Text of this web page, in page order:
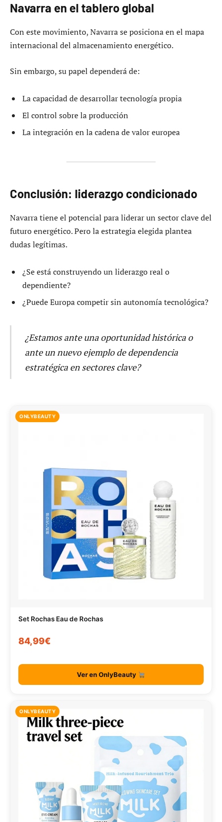
Navarra en el tablero global
Con este movimiento, Navarra se posiciona en el mapa
internacional del almacenamiento energético.
Sin embargo, su papel dependerá de:
La capacidad de desarrollar tecnología propia
El control sobre la producción
La integración en la cadena de valor europea
Conclusión: liderazgo condicionado
Navarra tiene el potencial para liderar un sector clave del
futuro energético. Pero la estrategia elegida plantea
dudas legítimas.
¿Se está construyendo un liderazgo real o
dependiente?
¿Puede Europa competir sin autonomía tecnológica?
¿Estamos ante una oportunidad histórica o
ante un nuevo ejemplo de dependencia
estratégica en sectores clave?
ONLYBEAUTY
Set Rochas Eau de Rochas
84,99€
Ver en OnlyBeauty
ONLYBEAUTY